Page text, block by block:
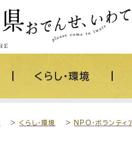
くらし・環境
> くらし・環境 > NPO・ボランティ